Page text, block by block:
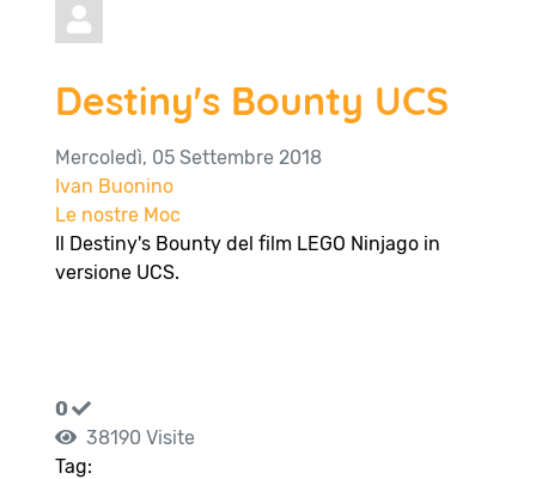
Destiny's Bounty UCS
Mercoledì, 05 Settembre 2018
Ivan Buonino
Le nostre Moc
Il Destiny's Bounty del film LEGO Ninjago in
versione UCS.
0
38190 Visite
Tag: